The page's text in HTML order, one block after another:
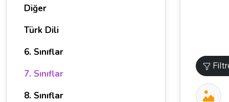
Diğer
Türk Dili
6. Sınıflar
7. Sınıflar
8. Sınıflar